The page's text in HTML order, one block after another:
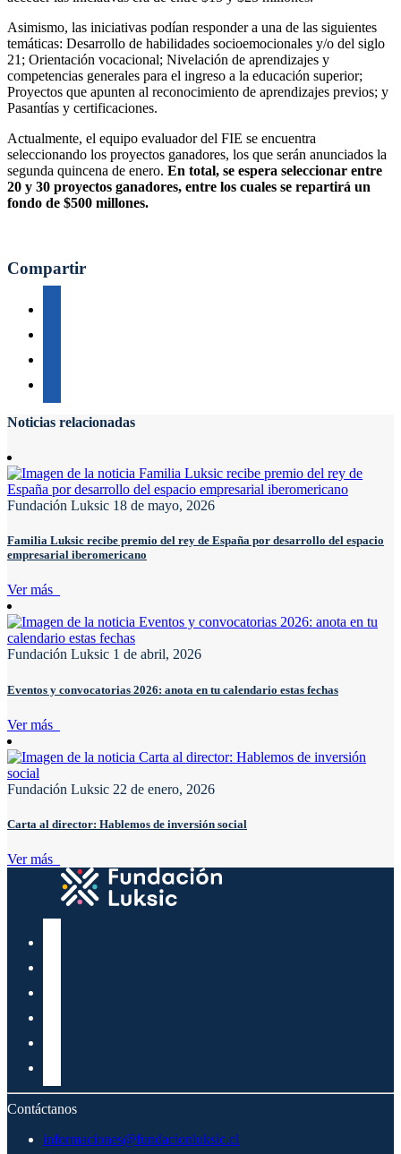
Asimismo, las iniciativas podían responder a una de las siguientes
temáticas: Desarrollo de habilidades socioemocionales y/o del siglo
21; Orientación vocacional; Nivelación de aprendizajes y
competencias generales para el ingreso a la educación superior;
Proyectos que apunten al reconocimiento de aprendizajes previos; y
Pasantías y certificaciones.
Actualmente, el equipo evaluador del FIE se encuentra
seleccionando los proyectos ganadores, los que serán anunciados la
segunda quincena de enero. En total, se espera seleccionar entre
20 y 30 proyectos ganadores, entre los cuales se repartirá un
fondo de $500 millones.
Compartir
Noticias relacionadas
Fundación Luksic 18 de mayo, 2026
Familia Luksic recibe premio del rey de España por desarrollo del espacio
empresarial iberomericano
Ver más
Fundación Luksic 1 de abril, 2026
Eventos y convocatorias 2026: anota en tu calendario estas fechas
Ver más
Fundación Luksic 22 de enero, 2026
Carta al director: Hablemos de inversión social
Ver más
Contáctanos
informaciones@fundacionluksic.cl